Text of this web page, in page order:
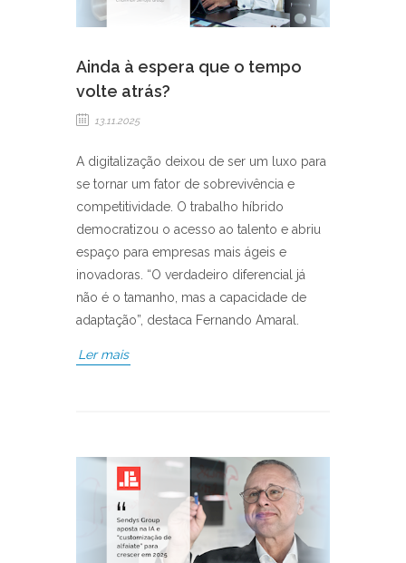
Ainda à espera que o tempo
volte atrás?
13.11.2025
A digitalização deixou de ser um luxo para
se tornar um fator de sobrevivência e
competitividade. O trabalho híbrido
democratizou o acesso ao talento e abriu
espaço para empresas mais ágeis e
inovadoras. “O verdadeiro diferencial já
não é o tamanho, mas a capacidade de
adaptação”, destaca Fernando Amaral.
Ler mais